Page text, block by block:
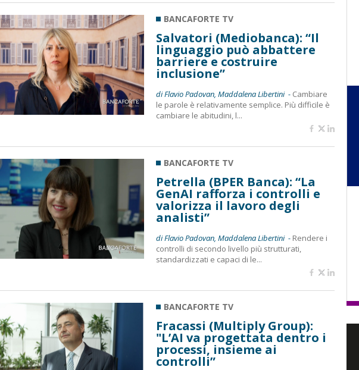
BANCAFORTE TV
Salvatori (Mediobanca): “Il
linguaggio può abbattere
barriere e costruire
inclusione”
di Flavio Padovan, Maddalena Libertini - Cambiare
le parole è relativamente semplice. Più difficile è
cambiare le abitudini, l...
BANCAFORTE TV
Petrella (BPER Banca): “La
GenAI rafforza i controlli e
valorizza il lavoro degli
analisti”
di Flavio Padovan, Maddalena Libertini - Rendere i
controlli di secondo livello più strutturati,
standardizzati e capaci di le...
BANCAFORTE TV
Fracassi (Multiply Group):
"L’AI va progettata dentro i
processi, insieme ai
controlli”